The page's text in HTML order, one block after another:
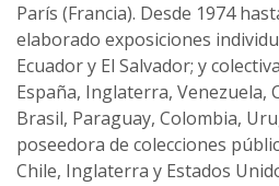
París (Francia). Desde 1974
elaborado exposiciones
Ecuador y El Salvador; y
España, Inglaterra, Venezuela,
Brasil, Paraguay, Colombia,
poseedora de colecciones
Chile, Inglaterra y Estados